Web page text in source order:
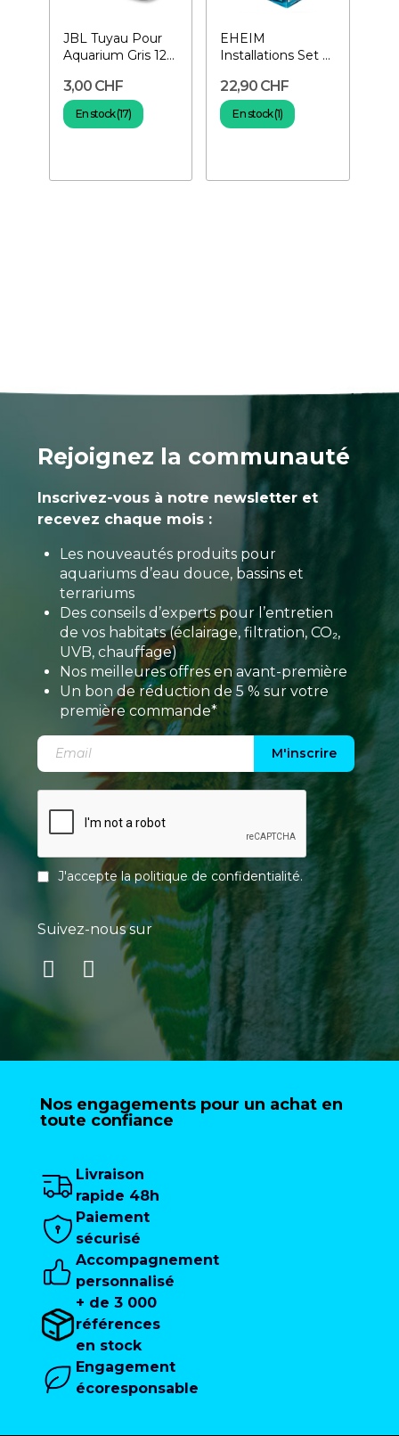
JBL Tuyau Pour
Aquarium Gris 12-
3,00 CHF
En stock (17)
EHEIM
Installations Set 2-
mm
22,90 CHF
En stock (1)
Rejoignez la communauté
Inscrivez-vous à notre newsletter et
recevez chaque mois :
Les nouveautés produits pour
aquariums d’eau douce, bassins et
terrariums
Des conseils d’experts pour l’entretien
de vos habitats (éclairage, filtration, CO₂,
UVB, chauffage)
Nos meilleures offres en avant-première
Un bon de réduction de 5 % sur votre
première commande*
M'inscrire
J'accepte lapolitique de confidentialité.
Suivez-nous sur
Nos engagements pour un achat en
toute confiance
Livraison
rapide 48h
Paiement
sécurisé
Accompagnement
personnalisé
+ de 3 000
références
en stock
Engagement
écoresponsable